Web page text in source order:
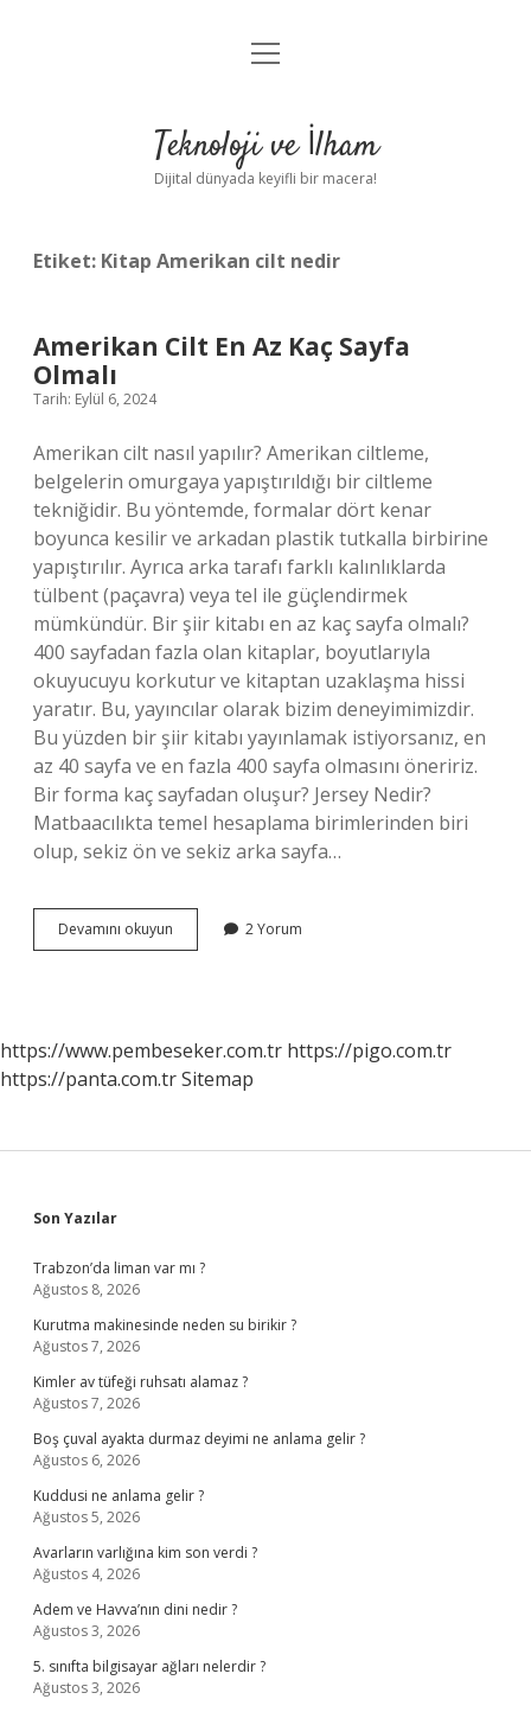
Anasayfa
Yasal Uyarı
menüyü
Teknoloji ve İlham
Dijital dünyada keyifli bir macera!
Etiket: Kitap Amerikan cilt nedir
Amerikan Cilt En Az Kaç Sayfa
Olmalı
Tarih: Eylül 6, 2024
Amerikan cilt nasıl yapılır? Amerikan ciltleme,
belgelerin omurgaya yapıştırıldığı bir ciltleme
tekniğidir. Bu yöntemde, formalar dört kenar
boyunca kesilir ve arkadan plastik tutkalla birbirine
yapıştırılır. Ayrıca arka tarafı farklı kalınlıklarda
tülbent (paçavra) veya tel ile güçlendirmek
mümkündür. Bir şiir kitabı en az kaç sayfa olmalı?
400 sayfadan fazla olan kitaplar, boyutlarıyla
okuyucuyu korkutur ve kitaptan uzaklaşma hissi
yaratır. Bu, yayıncılar olarak bizim deneyimimizdir.
Bu yüzden bir şiir kitabı yayınlamak istiyorsanız, en
az 40 sayfa ve en fazla 400 sayfa olmasını öneririz.
Bir forma kaç sayfadan oluşur? Jersey Nedir?
Matbaacılıkta temel hesaplama birimlerinden biri
olup, sekiz ön ve sekiz arka sayfa…
Devamını okuyun Amerikan
Cilt
Olmalı
2 Yorum
https://www.pembeseker.com.tr https://pigo.com.tr
https://panta.com.trSitemap
Sidebar
Son Yazılar
Trabzon’da liman var mı ?
Ağustos 8, 2026
Kurutma makinesinde neden su birikir ?
Ağustos 7, 2026
Kimler av tüfeği ruhsatı alamaz ?
Ağustos 7, 2026
Boş çuval ayakta durmaz deyimi ne anlama gelir ?
Ağustos 6, 2026
Kuddusi ne anlama gelir ?
Ağustos 5, 2026
Avarların varlığına kim son verdi ?
Ağustos 4, 2026
Adem ve Havva’nın dini nedir ?
Ağustos 3, 2026
5. sınıfta bilgisayar ağları nelerdir ?
Ağustos 3, 2026